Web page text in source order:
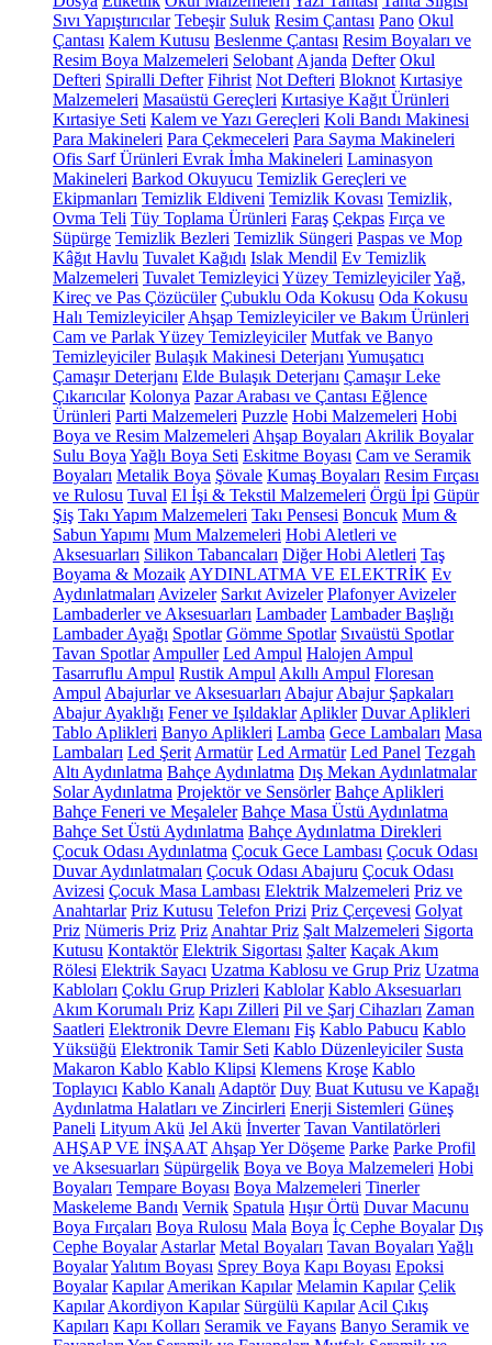
Sıvı Yapıştırıcılar Tebeşir Suluk Resim Çantası Pano Okul
Çantası Kalem Kutusu Beslenme Çantası Resim Boyaları ve
Resim Boya Malzemeleri Selobant Ajanda Defter Okul
Defteri Spiralli Defter Fihrist Not Defteri Bloknot Kırtasiye
Malzemeleri Masaüstü Gereçleri Kırtasiye Kağıt Ürünleri
Kırtasiye Seti Kalem ve Yazı Gereçleri Koli Bandı Makinesi
Para Makineleri Para Çekmeceleri Para Sayma Makineleri
Ofis Sarf Ürünleri Evrak İmha Makineleri Laminasyon
Makineleri Barkod Okuyucu Temizlik Gereçleri ve
Ekipmanları Temizlik Eldiveni Temizlik Kovası Temizlik,
Ovma Teli Tüy Toplama Ürünleri Faraş Çekpas Fırça ve
Süpürge Temizlik Bezleri Temizlik Süngeri Paspas ve Mop
Kâğıt Havlu Tuvalet Kağıdı Islak Mendil Ev Temizlik
Malzemeleri Tuvalet Temizleyici Yüzey TemizleyicilerYağ,
Kireç ve Pas Çözücüler Çubuklu Oda Kokusu Oda Kokusu
Halı Temizleyiciler Ahşap Temizleyiciler ve Bakım Ürünleri
Cam ve Parlak Yüzey Temizleyiciler Mutfak ve Banyo
Temizleyiciler Bulaşık Makinesi Deterjanı Yumuşatıcı
Çamaşır Deterjanı Elde Bulaşık Deterjanı Çamaşır Leke
Çıkarıcılar Kolonya Pazar Arabası ve Çantası Eğlence
Ürünleri Parti Malzemeleri Puzzle Hobi Malzemeleri Hobi
Boya ve Resim Malzemeleri Ahşap Boyaları Akrilik Boyalar
Sulu Boya Yağlı Boya Seti Eskitme Boyası Cam ve Seramik
Boyaları Metalik Boya Şövale Kumaş Boyaları Resim Fırçası
ve Rulosu Tuval El İşi & Tekstil Malzemeleri Örgü İpi Güpür
Şiş Takı Yapım Malzemeleri Takı Pensesi Boncuk Mum &
Sabun Yapımı Mum Malzemeleri Hobi Aletleri ve
Aksesuarları Silikon Tabancaları Diğer Hobi Aletleri Taş
Boyama & Mozaik AYDINLATMA VE ELEKTRİK Ev
Aydınlatmaları Avizeler Sarkıt Avizeler Plafonyer Avizeler
Lambaderler ve Aksesuarları Lambader Lambader Başlığı
Lambader Ayağı Spotlar Gömme Spotlar Sıvaüstü Spotlar
Tavan Spotlar Ampuller Led Ampul Halojen Ampul
Tasarruflu Ampul Rustik Ampul Akıllı Ampul Floresan
Ampul Abajurlar ve Aksesuarları Abajur Abajur Şapkaları
Abajur Ayaklığı Fener ve Işıldaklar Aplikler Duvar Aplikleri
Tablo Aplikleri Banyo Aplikleri Lamba Gece Lambaları Masa
Lambaları Led Şerit Armatür Led Armatür Led Panel Tezgah
Altı Aydınlatma Bahçe Aydınlatma Dış Mekan Aydınlatmalar
Solar Aydınlatma Projektör ve Sensörler Bahçe Aplikleri
Bahçe Feneri ve Meşaleler Bahçe Masa Üstü Aydınlatma
Bahçe Set Üstü Aydınlatma Bahçe Aydınlatma Direkleri
Çocuk Odası Aydınlatma Çocuk Gece Lambası Çocuk Odası
Duvar Aydınlatmaları Çocuk Odası Abajuru Çocuk Odası
Avizesi Çocuk Masa Lambası Elektrik Malzemeleri Priz ve
Anahtarlar Priz Kutusu Telefon Prizi Priz Çerçevesi Golyat
Priz Nümeris Priz Priz Anahtar Priz Şalt Malzemeleri Sigorta
Kutusu Kontaktör Elektrik Sigortası Şalter Kaçak Akım
Rölesi Elektrik Sayacı Uzatma Kablosu ve Grup Priz Uzatma
Kabloları Çoklu Grup Prizleri Kablolar Kablo Aksesuarları
Akım Korumalı Priz Kapı Zilleri Pil ve Şarj Cihazları Zaman
Saatleri Elektronik Devre Elemanı Fiş Kablo Pabucu Kablo
Yüksüğü Elektronik Tamir Seti Kablo Düzenleyiciler Susta
Makaron Kablo Kablo Klipsi Klemens Kroşe Kablo
Toplayıcı Kablo Kanalı Adaptör Duy Buat Kutusu ve Kapağı
Aydınlatma Halatları ve Zincirleri Enerji Sistemleri Güneş
Paneli Lityum Akü Jel Akü İnverter Tavan Vantilatörleri
AHŞAP VE İNŞAAT Ahşap Yer Döşeme Parke Parke Profil
ve Aksesuarları Süpürgelik Boya ve Boya Malzemeleri Hobi
Boyaları Tempare Boyası Boya Malzemeleri Tinerler
Maskeleme Bandı Vernik Spatula Hışır Örtü Duvar Macunu
Boya Fırçaları Boya Rulosu Mala Boya İç Cephe Boyalar Dış
Cephe Boyalar Astarlar Metal Boyaları Tavan Boyaları Yağlı
BoyalarYalıtım Boyası Sprey Boya Kapı Boyası Epoksi
Boyalar Kapılar Amerikan Kapılar Melamin Kapılar Çelik
Kapılar Akordiyon Kapılar Sürgülü Kapılar Acil Çıkış
Kapıları Kapı Kolları Seramik ve Fayans Banyo Seramik ve